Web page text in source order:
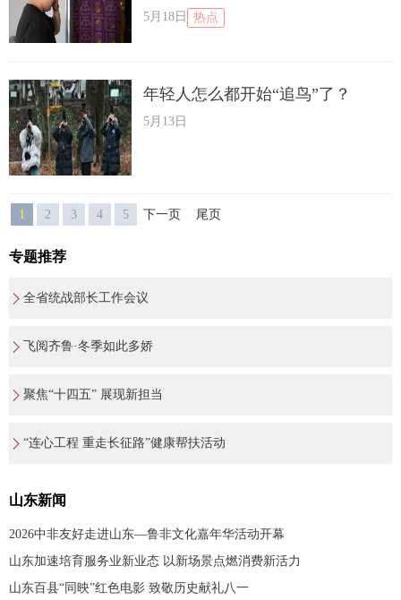
5月18日 热点
年轻人怎么都开始“追鸟”了？
5月13日
1 2 3 4 5 下一页 尾页
专题推荐
全省统战部长工作会议
飞阅齐鲁·冬季如此多娇
聚焦“十四五” 展现新担当
“连心工程 重走长征路”健康帮扶活动
山东新闻
2026中非友好走进山东—鲁非文化嘉年华活动开幕
山东加速培育服务业新业态 以新场景点燃消费新活力
山东百县“同映”红色电影 致敬历史献礼八一